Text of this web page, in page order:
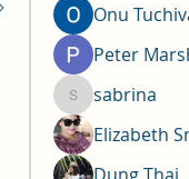
Onu
Peter
sabrinasabrina
Elizabeth